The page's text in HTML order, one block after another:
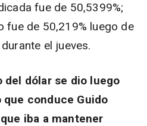
fue de 50,5399%;
fue de 50,219% luego de
el jueves.
del dólar se dio luego
conduce Guido
iba a mantener